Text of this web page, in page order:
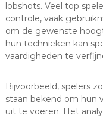
lobshots. Veel top
controle, vaak
om de gewenste
hun technieken kan
vaardigheden te
Bijvoorbeeld, spelers
staan bekend om hun
uit te voeren. Het